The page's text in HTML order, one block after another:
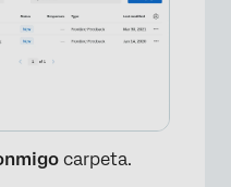
carpeta.